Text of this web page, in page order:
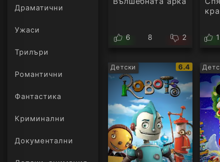
Драматични
Ужаси
Трилъри
онлайн
Романтични
Фантастика
Криминални
Документални
6 8 2
Детски
IMDb
рейтинг:
6.4